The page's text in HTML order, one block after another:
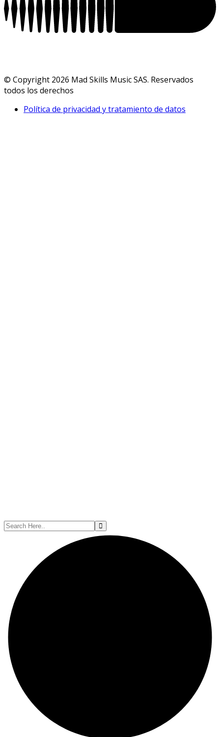
© Copyright 2026 Mad Skills Music SAS. Reservados
todos los derechos
Política de privacidad y tratamiento de datos